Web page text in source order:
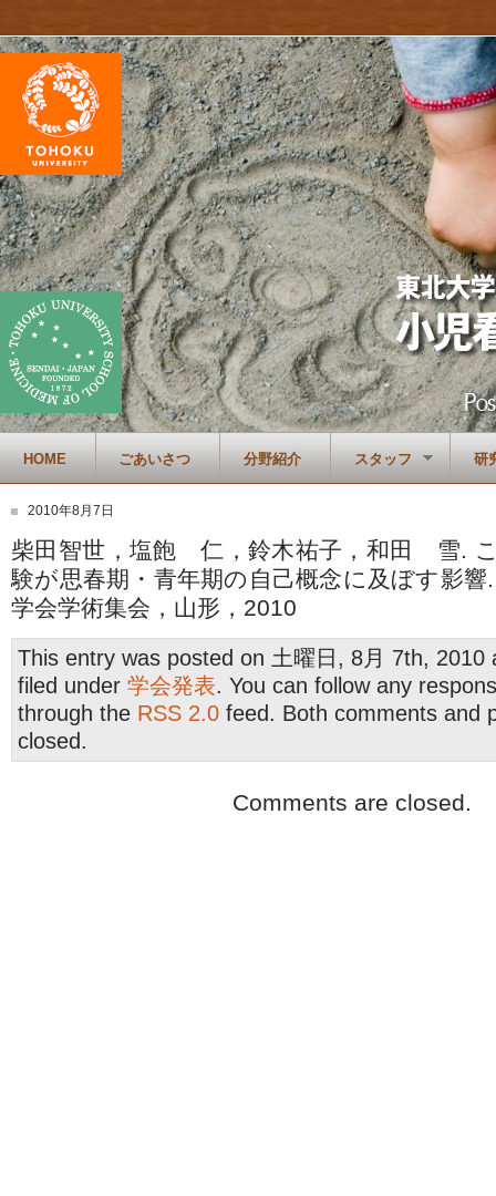
HOME ごあいさつ 分野紹介 スタッフ 研
2010年8月7日
柴田智世，塩飽 仁，鈴木祐子，和田 雪.
験が思春期・青年期の自己概念に及ぼす影響
学会学術集会，山形，2010
This entry was posted on 土曜日, 8月 7th, 2010
filed under 学会発表. You can follow any
through the RSS 2.0 feed. Both comments and
closed.
Comments are closed.